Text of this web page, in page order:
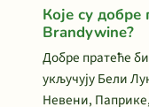
Које су
Brandywine?
Добре пратеће
укључују Бели
Невени,